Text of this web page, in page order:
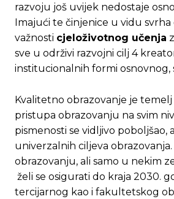
razvoju još uvijek nedostaje
Imajući te činjenice u vidu
važnosti cjeloživotnog učenja
sve u održivi razvojni cilj 4
institucionalnih formi osnovnog,
Kvalitetno obrazovanje je
pristupa obrazovanju na svim
pismenosti se vidljivo
univerzalnih ciljeva
obrazovanju, ali samo u nekim
želi se osigurati do kraja 2030.
tercijarnog kao i fakultetskog